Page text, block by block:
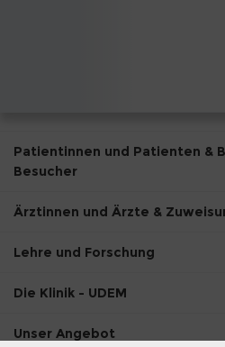
Patientinnen und Patienten &
Besucher
Ärztinnen und Ärzte &
Lehre und Forschung
Die Klinik - UDEM
Unser Angebot